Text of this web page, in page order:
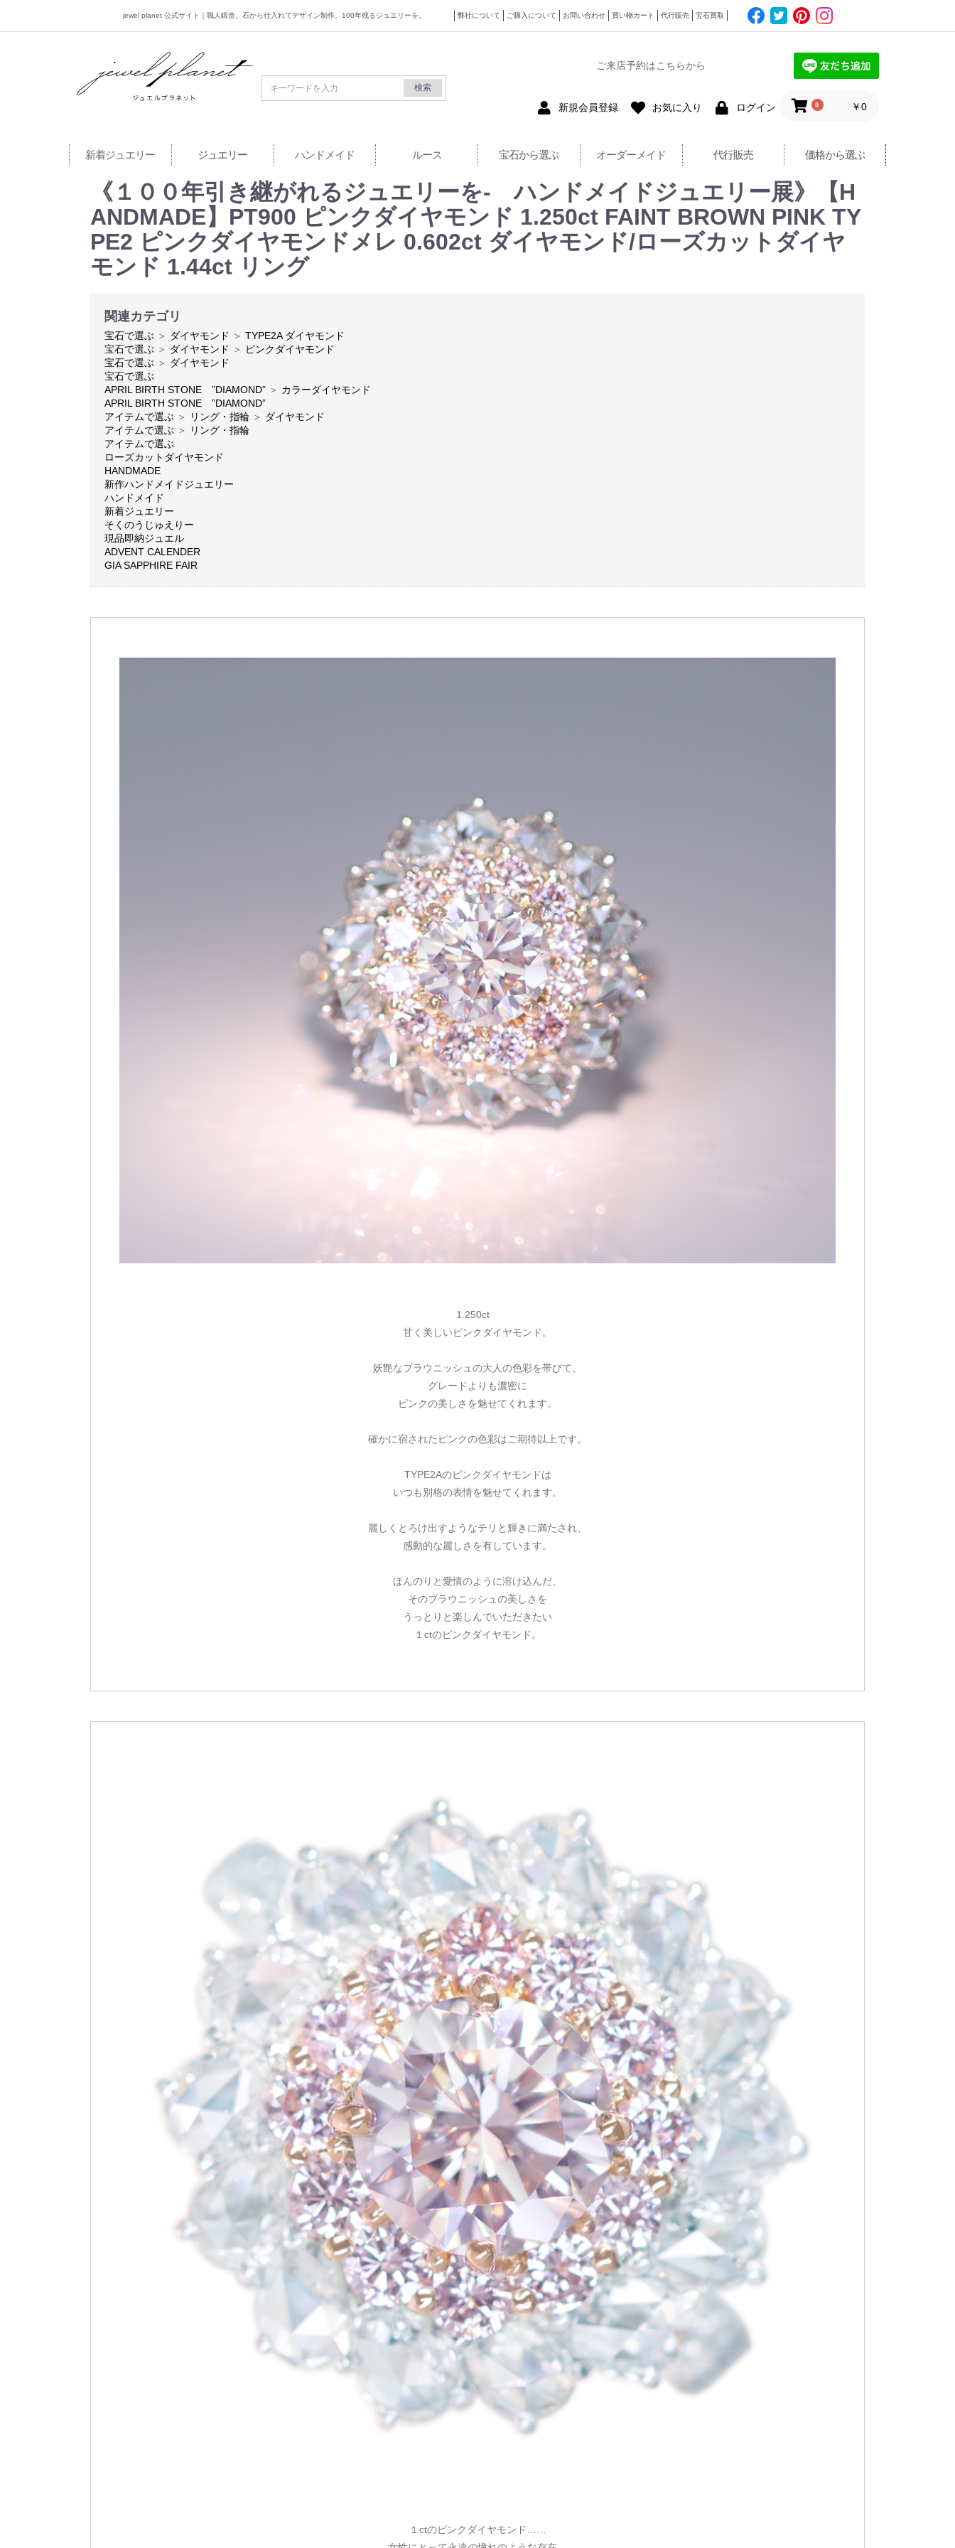
jewel planet 公式サイト｜職人鍛造。石から仕入れてデザイン制作。100年残るジュエリーを。 弊社について ご購入について お問い合わせ 買い物カート 代行販売 宝石買取
jewel planet 公式サイト
検索
ご来店予約はこちらから
新規会員登録 お気に入り ログイン 0 ￥0
新着ジュエリー ジュエリー ハンドメイド ルース 宝石から選ぶ オーダーメイド 代行販売 価格から選ぶ
《１００年引き継がれるジュエリーを- ハンドメイドジュエリー展》【H
ANDMADE】PT900 ピンクダイヤモンド 1.250ct FAINT BROWN PINK TY
PE2 ピンクダイヤモンドメレ 0.602ct ダイヤモンド/ローズカットダイヤ
モンド 1.44ct リング
関連カテゴリ
宝石で選ぶ ＞ ダイヤモンド ＞ TYPE2A ダイヤモンド
宝石で選ぶ ＞ ダイヤモンド ＞ ピンクダイヤモンド
宝石で選ぶ ＞ ダイヤモンド
宝石で選ぶ
APRIL BIRTH STONE ”DIAMOND” ＞ カラーダイヤモンド
APRIL BIRTH STONE ”DIAMOND”
アイテムで選ぶ ＞ リング・指輪 ＞ ダイヤモンド
アイテムで選ぶ ＞
リング・指輪
アイテムで選ぶ
ローズカットダイヤモンド
HANDMADE
新作ハンドメイドジュエリー
ハンドメイド
新着ジュエリー
そくのうじゅえりー
現品即納ジュエル
ADVENT CALENDER
GIA SAPPHIRE FAIR
1.250ct
甘く美しいピンクダイヤモンド。
妖艶なブラウニッシュの大人の色彩を帯びて、
グレードよりも濃密に
ピンクの美しさを魅せてくれます。
確かに宿されたピンクの色彩はご期待以上です。
TYPE2Aのピンクダイヤモンドは
いつも別格の表情を魅せてくれます。
麗しくとろけ出すようなテリと輝きに満たされ、
感動的な麗しさを有しています。
ほんのりと愛情のように溶け込んだ、
そのブラウニッシュの美しさを
うっとりと楽しんでいただきたい
１ctのピンクダイヤモンド。
１ctのピンクダイヤモンド……
カートを見る お買い物を続ける